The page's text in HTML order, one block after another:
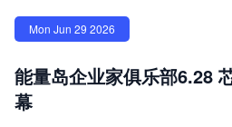
Mon Jun 29 2026
能量岛企业家俱乐部6.28
幕